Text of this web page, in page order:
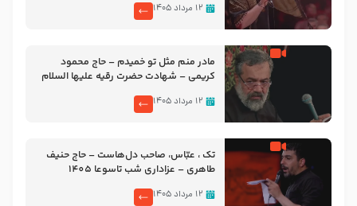
۱۲ مرداد ۱۴۰۵
مادر منم مثل تو خمیدم – حاج محمود
کریمی – شهادت حضرت رقیه علیها السلام
۱۲ مرداد ۱۴۰۵
تک ، عبّاس، صاحب دل‌هاست – حاج حنیف
طاهری – عزاداری شب تاسوعا 1405
۱۲ مرداد ۱۴۰۵